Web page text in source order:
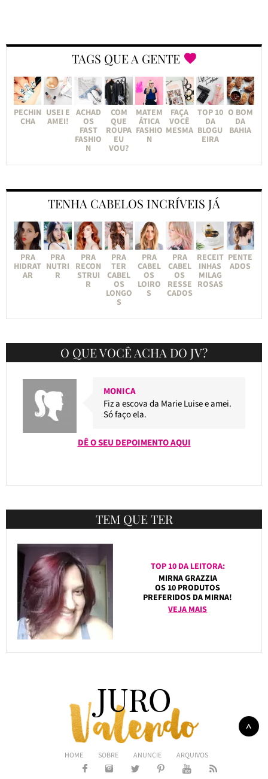
TAGS QUE A GENTE
PECHIN
CHA
USEI E
AMEI!
ACHAD
OS
FAST
FASHIO
N
COM
QUE
ROUPA
EU
VOU?
MATEM
ÁTICA
FASHIO
N
FAÇA
VOCÊ
MESMA
TOP 10
DA
BLOGU
EIRA
O BOM
DA
BAHIA
TENHA CABELOS INCRÍVEIS JÁ
PRA
HIDRAT
AR
PRA
NUTRI
R
PRA
RECON
STRUI
R
PRA
TER
CABEL
OS
LONGO
S
PRA
CABEL
OS
LOIRO
S
PRA
CABEL
OS
RESSE
CADOS
RECEIT
INHAS
MILAG
ROSAS
PENTE
ADOS
O QUE VOCÊ ACHA DO JV?
MONICA
Fiz a escova da Marie Luise e amei.
Só faço ela.
DÊ O SEU DEPOIMENTO AQUI
TEM QUE TER
TOP 10 DA LEITORA:
MIRNA GRAZZIA
OS 10 PRODUTOS
PREFERIDOS DA MIRNA!
VEJA MAIS
HOME SOBRE ANUNCIE ARQUIVOS